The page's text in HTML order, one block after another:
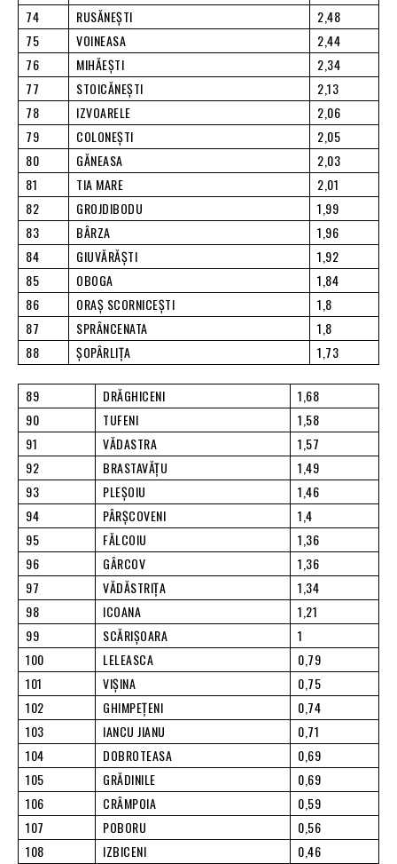
74
RUSĂNEŞTI
2,48
75
VOINEASA
2,44
76
MIHĂEŞTI
2,34
77
STOICĂNEŞTI
2,13
78
IZVOARELE
2,06
79
COLONEŞTI
2,05
80
GĂNEASA
2,03
81
TIA MARE
2,01
82
GROJDIBODU
1,99
83
BÂRZA
1,96
84
GIUVĂRĂŞTI
1,92
85
OBOGA
1,84
86
ORAŞ SCORNICEŞTI
1,8
87
SPRÂNCENATA
1,8
88
ŞOPÂRLIŢA 1,73
89 DRĂGHICENI
1,68
90
TUFENI
1,58
91
VĂDASTRA
1,57
92
BRASTAVĂŢU
1,49
93
PLEŞOIU
1,46
94
PÂRŞCOVENI
1,4
95
FĂLCOIU
1,36
96
GÂRCOV
1,36
97
VĂDĂSTRIŢA
1,34
98
ICOANA
1,21
99
SCĂRIŞOARA
1
100
LELEASCA
0,79
101
VIŞINA
0,75
102
GHIMPEŢENI
0,74
103
IANCU JIANU
0,71
104
DOBROTEASA
0,69
105
GRĂDINILE
0,69
106
CRÂMPOIA
0,59
107
POBORU
0,56
108
IZBICENI
0,46